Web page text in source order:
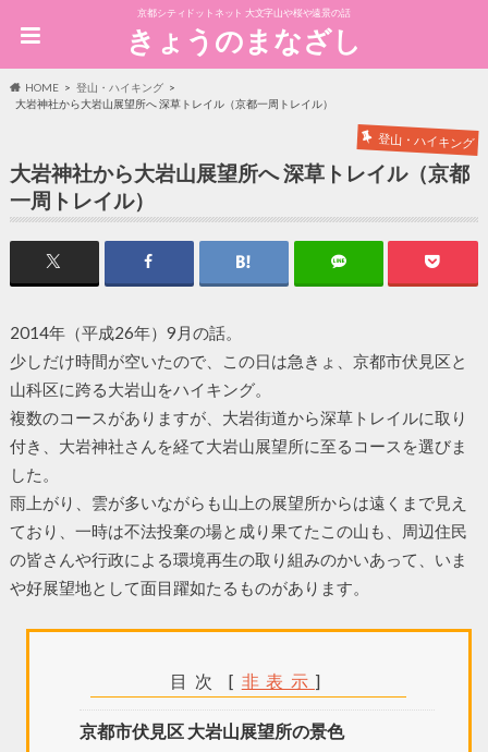
京都シティドットネット 大文字山や桜や遠景の話
きょうのまなざし
HOME
登山・ハイキング
大岩神社から大岩山展望所へ 深草トレイル（京都一周トレイル）
登山・ハイキング
大岩神社から大岩山展望所へ 深草トレイル（京都
一周トレイル）
2014年（平成26年）9月の話。
少しだけ時間が空いたので、この日は急きょ、京都市伏見区と
山科区に跨る大岩山をハイキング。
複数のコースがありますが、大岩街道から深草トレイルに取り
付き、大岩神社さんを経て大岩山展望所に至るコースを選びま
した。
雨上がり、雲が多いながらも山上の展望所からは遠くまで見え
ており、一時は不法投棄の場と成り果てたこの山も、周辺住民
の皆さんや行政による環境再生の取り組みのかいあって、いま
や好展望地として面目躍如たるものがあります。
目次 [ 非表示 ]
京都市伏見区 大岩山展望所の景色